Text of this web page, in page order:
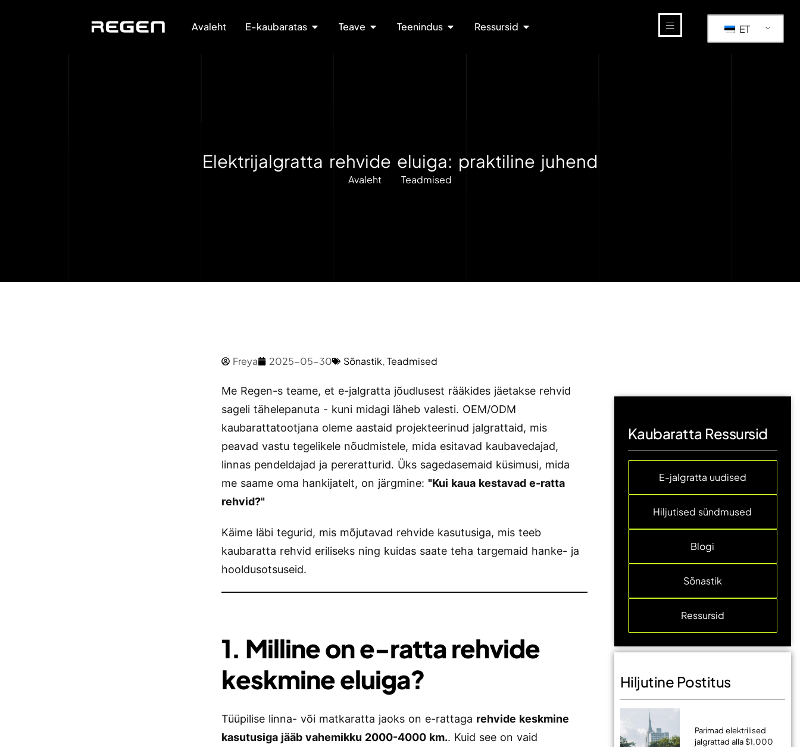
Avaleht E-kaubaratas Teave Teenindus Ressursid ET
Elektrijalgratta rehvide eluiga: praktiline juhend
Avaleht Teadmised
Freya 2025-05-30 Sõnastik,Teadmised
Me Regen-s teame, et e-jalgratta jõudlusest rääkides jäetakse rehvid
sageli tähelepanuta - kuni midagi läheb valesti. OEM/ODM
kaubarattatootjana oleme aastaid projekteerinud jalgrattaid, mis
peavad vastu tegelikele nõudmistele, mida esitavad kaubavedajad,
linnas pendeldajad ja pereratturid. Üks sagedasemaid küsimusi, mida
me saame oma hankijatelt, on järgmine:"Kui kaua kestavad e-ratta
rehvid?"
Käime läbi tegurid, mis mõjutavad rehvide kasutusiga, mis teeb
kaubaratta rehvid eriliseks ning kuidas saate teha targemaid hanke- ja
hooldusotsuseid.
1. Milline on e-ratta rehvide
keskmine eluiga?
Tüüpilise linna- või matkaratta jaoks on e-rattaga rehvide keskmine
kasutusiga jääb vahemikku 2000-4000 km.. Kuid see on vaid
Kaubaratta Ressursid
E-jalgratta uudised
Hiljutised sündmused
Blogi
Sõnastik
Ressursid
Hiljutine Postitus
Parimad elektrilised
jalgrattad alla $1,000